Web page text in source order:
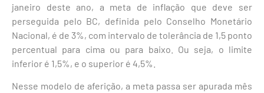
janeiro deste ano, a meta de inflação que deve ser
perseguida pelo BC, definida pelo Conselho Monetário
Nacional, é de 3%, com intervalo de tolerância de 1,5 ponto
percentual para cima ou para baixo. Ou seja, o limite
inferior é 1,5%, e o superior é 4,5%.
Nesse modelo de aferição, a meta passa ser apurada mês